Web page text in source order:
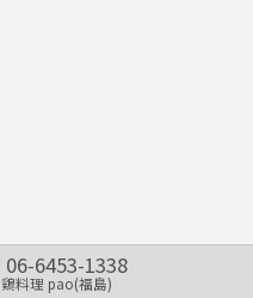
06-6453-1338
鶏料理 pao(福島)